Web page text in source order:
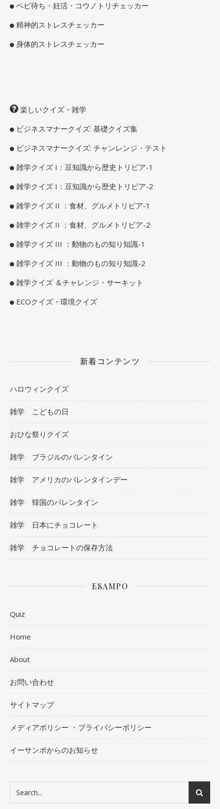
ベビ待ち・妊活・コウノトリチェッカー
精神的ストレスチェッカー
身体的ストレスチェッカー
楽しいクイズ・雑学
ビジネスマナークイズ: 基礎クイズ集
ビジネスマナークイズ: チャンレンジ・テスト
雑学クイズ I：豆知識から歴史トリビア-1
雑学クイズ I：豆知識から歴史トリビア-2
雑学クイズ II ：食材、グルメトリビア-1
雑学クイズ II ：食材、グルメトリビア-2
雑学クイズ III ：動物のもの知り知識-1
雑学クイズ III ：動物のもの知り知識-2
雑学クイズ ＆チャレンジ・サーキット
ECOクイズ・環境クイズ
新着コンテンツ
ハロウィンクイズ
雑学 こどもの日
おひな祭りクイズ
雑学 ブラジルのバレンタイン
雑学 アメリカのバレンタインデー
雑学 韓国のバレンタイン
雑学 日本にチョコレート
雑学 チョコレートの保存方法
ESAMPO
Quiz
Home
About
お問い合わせ
サイトマップ
メディアポリシー ・プライバシーポリシー
イーサンポからのお知らせ